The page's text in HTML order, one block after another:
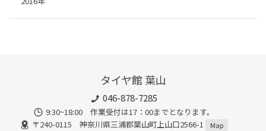
タイヤ館 葉山
046-878-7285
9:30~18:00 作業受付は17：00までとなります。
〒240-0115 神奈川県三浦郡葉山町上山口2566-1
Map